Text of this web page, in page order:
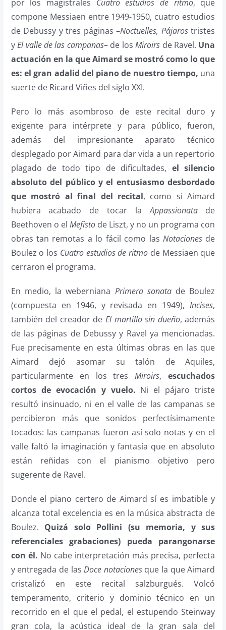
por los magistrales Cuatro estudios de ritmo, que
compone Messiaen entre 1949-1950, cuatro estudios
de Debussy y tres páginas –Noctuelles, Pájarostristes
yEl valle de las campanas– de losMiroirs de Ravel. Una
actuación en la que Aimard se mostró como lo que
es: el gran adalid del piano de nuestro tiempo, una
suerte de Ricard Viñes del siglo XXI.
Pero lo más asombroso de este recital duro y
exigente para intérprete y para público, fueron,
además del impresionante aparato técnico
desplegado por Aimard para dar vida a un repertorio
plagado de todo tipo de dificultades, el silencio
absoluto del público y el entusiasmo desbordado
que mostró al final del recital, como si Aimard
hubiera acabado de tocar laAppassionata de
Beethoven o el Mefistode Liszt, y no un programa con
obras tan remotas a lo fácil como las Notacionesde
Boulez o los Cuatro estudios de ritmo de Messiaen que
cerraron el programa.
En medio, la weberniana Primera sonatade Boulez
(compuesta en 1946, y revisada en 1949),Incises,
también del creador de El martillo sin dueño, además
de las páginas de Debussy y Ravel ya mencionadas.
Fue precisamente en esta últimas obras en las que
Aimard dejó asomar su talón de Aquiles,
particularmente en los tresMiroirs, escuchados
cortos de evocación y vuelo. Ni el pájaro triste
resultó insinuado, ni en el valle de las campanas se
percibieron más que sonidos perfectísimamente
tocados: las campanas fueron así solo notas y en el
valle faltó la imaginación y fantasía que en absoluto
están reñidas con el pianismo objetivo pero
sugerente de Ravel.
Donde el piano certero de Aimard sí es imbatible y
alcanza total excelencia es en la música abstracta de
Boulez. Quizá solo Pollini (su memoria, y sus
referenciales grabaciones) pueda parangonarse
con él. No cabe interpretación más precisa, perfecta
y entregada de lasDoce notacionesque la que Aimard
cristalizó en este recital salzburgués. Volcó
temperamento, criterio y dominio técnico en un
recorrido en el que el pedal, el estupendo Steinway
gran cola, la acústica ideal de la gran sala del